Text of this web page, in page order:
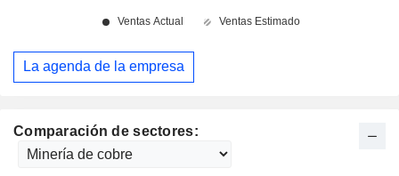
Comparación de sectores:
La agenda de la empresa